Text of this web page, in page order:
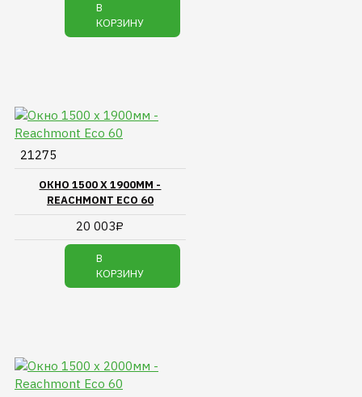
В
КОРЗИНУ
21275
ОКНО 1500 Х 1900ММ -
REACHMONT ECO 60
20 003₽
В
КОРЗИНУ